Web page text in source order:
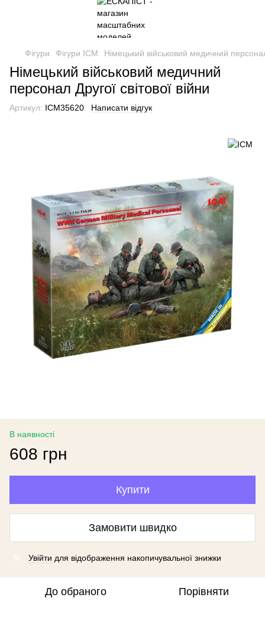
Фігури Фігури ICM Німецький військовий медичний персонал
Німецький військовий медичний
персонал Другої світової війни
Артикул: ICM35620 Написати відгук
В наявності
608 грн
Купити
Замовити швидко
% Увійти для відображення накопичувальної знижки
До обраного Порівняти